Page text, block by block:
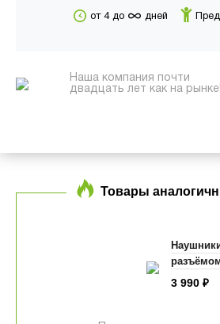
от 4 до ∞ дней
Наша компания почти
двадцать лет как на рынке!
Товары
3 990 ₽